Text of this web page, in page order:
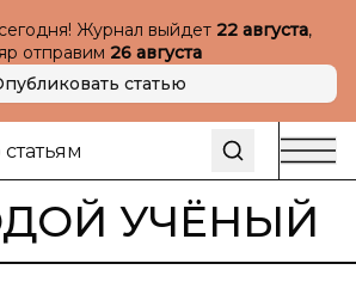
Журнал выйдет 22 августа,
отправим 26 августа
статью
УЧЁНЫЙ